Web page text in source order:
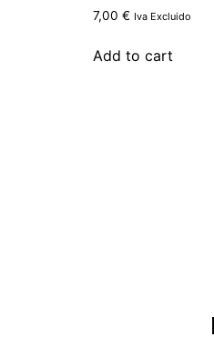
7,00 € Iva Excluido
Add to cart